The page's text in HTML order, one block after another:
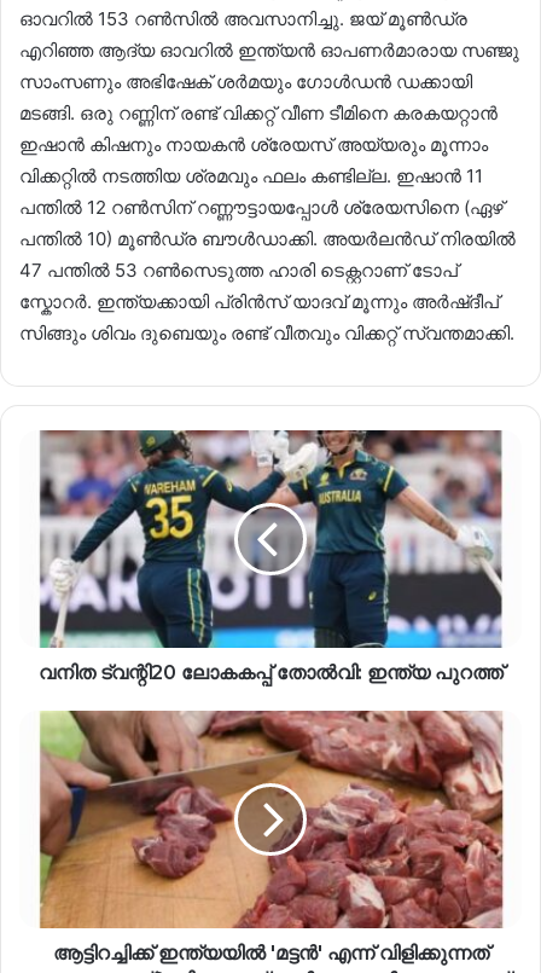
ഓവറിൽ 153 റൺസിൽ അവസാനിച്ചു. ജയ് മൂൺഡ്ര
എറിഞ്ഞ ആദ്യ ഓവറിൽ ഇന്ത്യൻ ഓപണർമാരായ സഞ്ജു
സാംസണും അഭിഷേക് ശർമയും ഗോൾഡൻ ഡക്കായി
മടങ്ങി. ഒരു റണ്ണിന് രണ്ട് വിക്കറ്റ് വീണ ടീമിനെ കര‍കയറ്റാൻ
ഇഷാൻ കിഷനും നായകൻ ശ്രേയസ് അയ്യരും മൂന്നാം
വിക്കറ്റിൽ നടത്തിയ ശ്രമവും ഫലം കണ്ടില്ല. ഇഷാൻ 11
പന്തിൽ 12 റൺസിന് റണ്ണൗട്ടാ‍യപ്പോൾ ശ്രേയസിനെ (ഏഴ്
പന്തിൽ 10) മൂൺഡ്ര ബൗൾഡാക്കി. അയർലൻഡ് നിരയിൽ
47 പന്തിൽ 53 റൺസെടുത്ത ഹാരി ടെക്റ്ററാണ് ടോപ്
സ്കോറർ. ഇന്ത്യക്കായി പ്രിൻസ് യാദവ് മൂന്നും അർഷ്ദീപ്
സിങ്ങും ശിവം ദുബെയും രണ്ട് വീതവും വിക്കറ്റ് സ്വന്തമാക്കി.
വനിത ട്വന്റി20 ലോകകപ്പ് തോൽവി: ഇന്ത്യ പുറത്ത്
ആട്ടിറച്ചിക്ക് ഇന്ത്യയിൽ 'മട്ടൻ' എന്ന് വിളിക്കുന്നത്